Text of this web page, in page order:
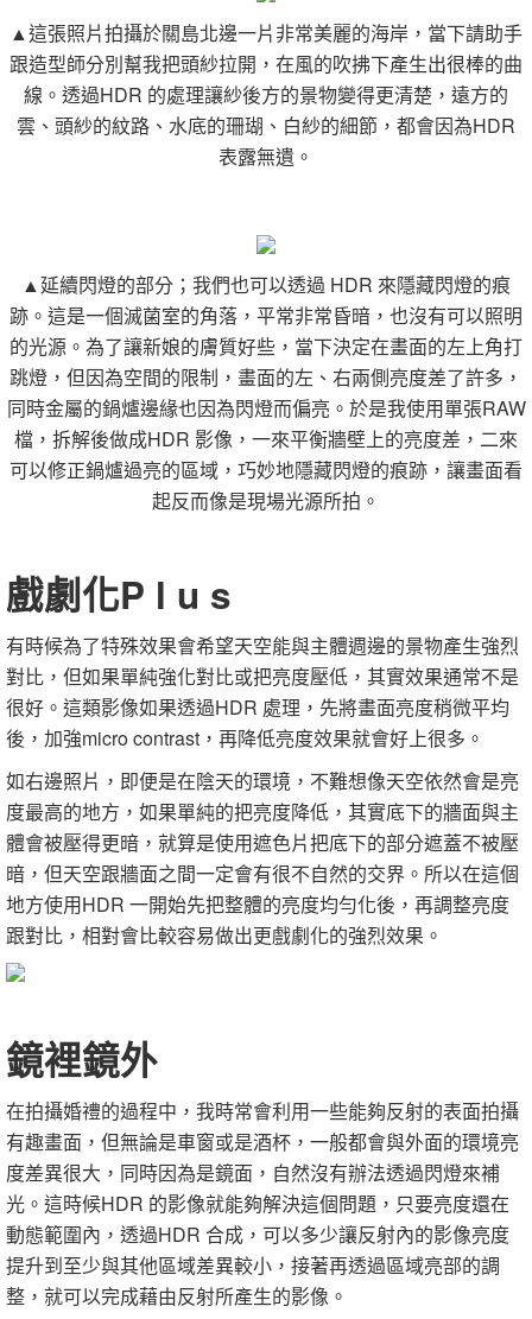
▲這張照片拍攝於關島北邊一片非常美麗的海岸，當下請助手
跟造型師分別幫我把頭紗拉開，在風的吹拂下產生出很棒的曲
線。透過HDR 的處理讓紗後方的景物變得更清楚，遠方的
雲、頭紗的紋路、水底的珊瑚、白紗的細節，都會因為HDR
表露無遺。
▲延續閃燈的部分；我們也可以透過 HDR 來隱藏閃燈的痕
跡。這是一個滅菌室的角落，平常非常昏暗，也沒有可以照明
的光源。為了讓新娘的膚質好些，當下決定在畫面的左上角打
跳燈，但因為空間的限制，畫面的左、右兩側亮度差了許多，
同時金屬的鍋爐邊緣也因為閃燈而偏亮。於是我使用單張RAW
檔，拆解後做成HDR 影像，一來平衡牆壁上的亮度差，二來
可以修正鍋爐過亮的區域，巧妙地隱藏閃燈的痕跡，讓畫面看
起反而像是現場光源所拍。
戲劇化P l u s
有時候為了特殊效果會希望天空能與主體週邊的景物產生強烈
對比，但如果單純強化對比或把亮度壓低，其實效果通常不是
很好。這類影像如果透過HDR 處理，先將畫面亮度稍微平均
後，加強micro contrast，再降低亮度效果就會好上很多。
如右邊照片，即便是在陰天的環境，不難想像天空依然會是亮
度最高的地方，如果單純的把亮度降低，其實底下的牆面與主
體會被壓得更暗，就算是使用遮色片把底下的部分遮蓋不被壓
暗，但天空跟牆面之間一定會有很不自然的交界。所以在這個
地方使用HDR 一開始先把整體的亮度均勻化後，再調整亮度
跟對比，相對會比較容易做出更戲劇化的強烈效果。
鏡裡鏡外
在拍攝婚禮的過程中，我時常會利用一些能夠反射的表面拍攝
有趣畫面，但無論是車窗或是酒杯，一般都會與外面的環境亮
度差異很大，同時因為是鏡面，自然沒有辦法透過閃燈來補
光。這時候HDR 的影像就能夠解決這個問題，只要亮度還在
動態範圍內，透過HDR 合成，可以多少讓反射內的影像亮度
提升到至少與其他區域差異較小，接著再透過區域亮部的調
整，就可以完成藉由反射所產生的影像。